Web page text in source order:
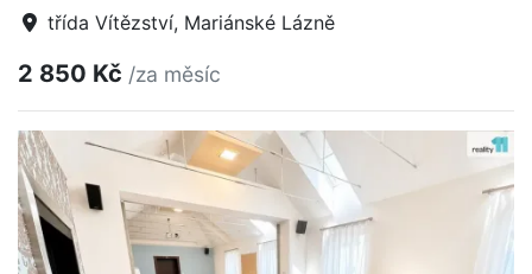
třída Vítězství, Mariánské Lázně
2 850 Kč /za měsíc